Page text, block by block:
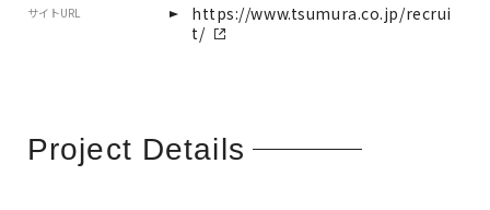
サイトURL
https://www.tsumura.co.jp/recrui
t/
Project Details